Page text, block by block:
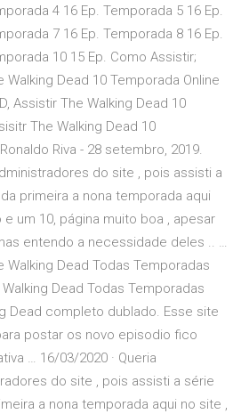
4 16 Ep. Temporada 5 16 Ep.
7 16 Ep. Temporada 8 16 Ep.
10 15 Ep. Como Assistir;
Walking Dead 10 Temporada Online
Assistir The Walking Dead 10
The Walking Dead 10
Riva - 28 setembro, 2019.
do site , pois assisti a
primeira a nona temporada aqui
e um 10, página muito boa , apesar
entendo a necessidade deles .. …
Walking Dead Todas Temporadas
Dead Todas Temporadas
Dead completo dublado. Esse site
postar os novo episodio fico
… 16/03/2020 · Queria
do site , pois assisti a série
a nona temporada aqui no site ,